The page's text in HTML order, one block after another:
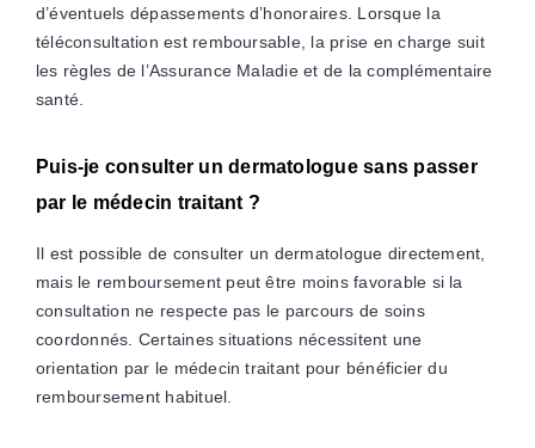
d’éventuels dépassements d’honoraires. Lorsque la
téléconsultation est remboursable, la prise en charge suit
les règles de l’Assurance Maladie et de la complémentaire
santé.
Puis-je consulter un dermatologue sans passer
par le médecin traitant ?
Il est possible de consulter un dermatologue directement,
mais le remboursement peut être moins favorable si la
consultation ne respecte pas le parcours de soins
coordonnés. Certaines situations nécessitent une
orientation par le médecin traitant pour bénéficier du
remboursement habituel.